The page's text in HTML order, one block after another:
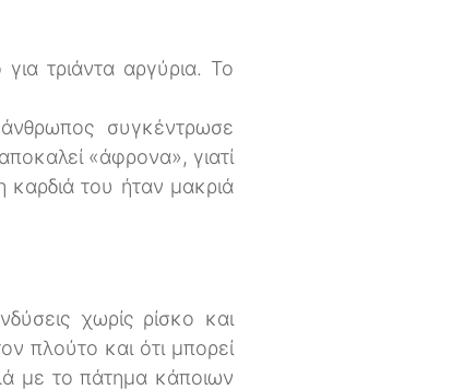
τριάντα αργύρια. Το
συγκέντρωσε
«άφρονα», γιατί
καρδιά του ήταν μακριά
χωρίς ρίσκο και
πλούτο και ότι μπορεί
με το πάτημα κάποιων